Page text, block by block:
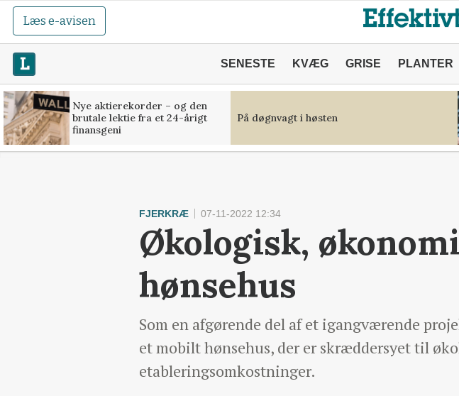
Læs e-avisen
SENESTE KVÆG GRISE PLANTER
Nye aktierekorder – og den
brutale lektie fra et 24-årigt
finansgeni
På døgnvagt i høsten
FJERKRÆ 07-11-2022 12:34
Økologisk,
hønsehus
Som en afgørende del af et igangværende
et mobilt hønsehus, der er skræddersyet til
etableringsomkostninger.